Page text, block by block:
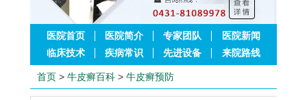
医院首页 医院简介 专家团队
医院新闻
临床技术
疾病常识 先进设备 来院路线
首页 > 牛皮癣百科 > 牛皮癣预防